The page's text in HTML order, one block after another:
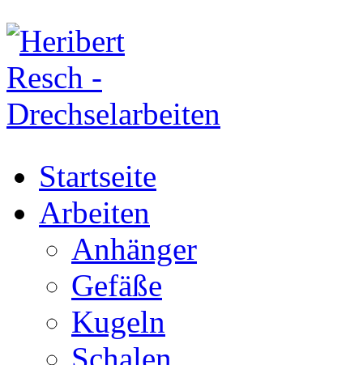
Startseite
Arbeiten
Anhänger
Gefäße
Kugeln